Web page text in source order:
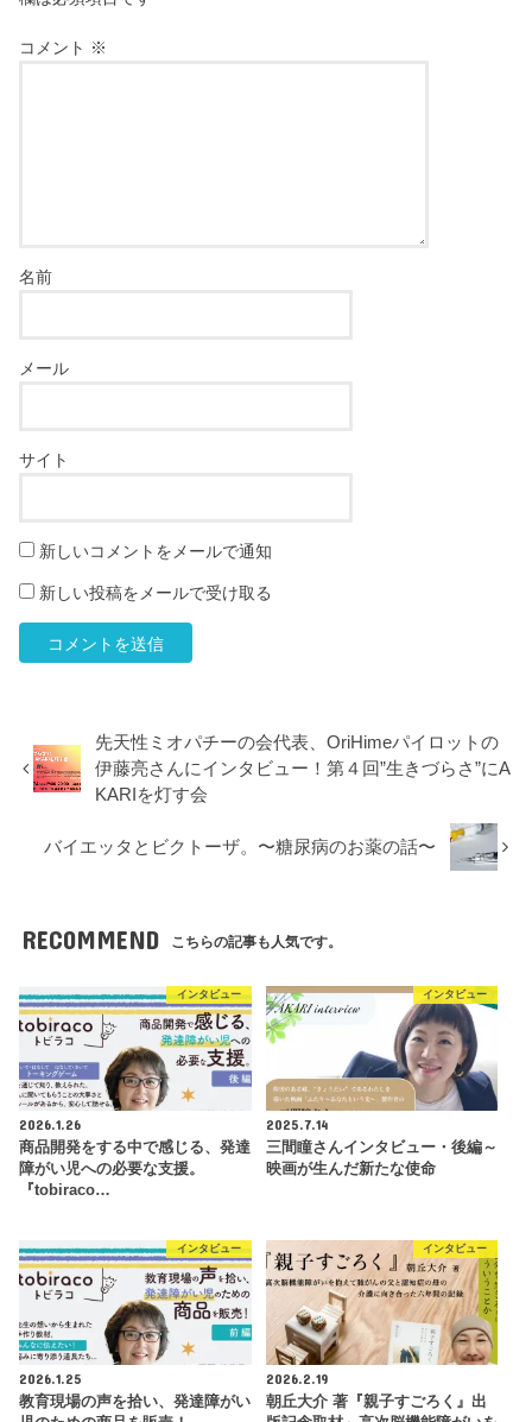
コメント ※
名前
メール
サイト
新しいコメントをメールで通知
新しい投稿をメールで受け取る
先天性ミオパチーの会代表、OriHimeパイロットの
伊藤亮さんにインタビュー！第４回”生きづらさ”にA
KARIを灯す会
バイエッタとビクトーザ。〜糖尿病のお薬の話〜
RECOMMEND こちらの記事も人気です。
インタビュー
2026.1.26
商品開発をする中で感じる、発達
障がい児への必要な支援。
『tobiraco…
インタビュー
2025.7.14
三間瞳さんインタビュー・後編～
映画が生んだ新たな使命
インタビュー
2026.1.25
教育現場の声を拾い、発達障がい
インタビュー
2026.2.19
朝丘大介 著『親子すごろく』出